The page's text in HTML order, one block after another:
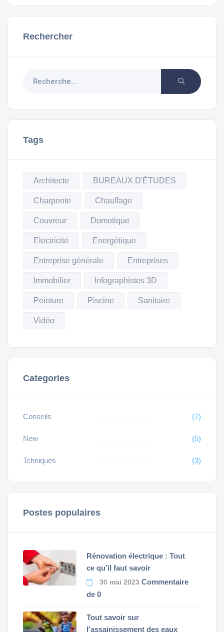
Rechercher
Tags
Architecte BUREAUX D'ÉTUDES
Charpente Chauffage
Couvreur Domotique
Electricité Energétique
Entreprise générale Entreprises
Immobilier Infographistes 3D
Peinture Piscine Sanitaire
Vidéo
Categories
Conseils (7)
New (5)
Tchniques (3)
Postes populaires
Rénovation électrique : Tout
ce qu’il faut savoir
30 mai 2023 Commentaire
de 0
Tout savoir sur
l’assainissement des eaux